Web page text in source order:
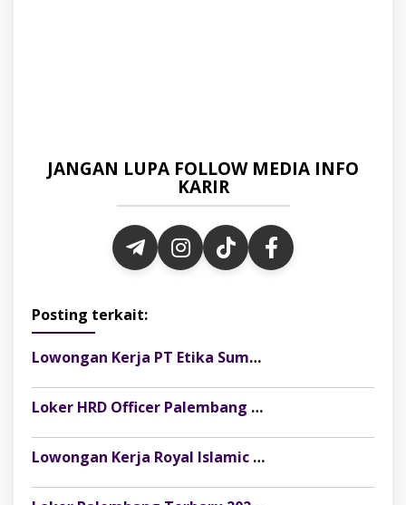
JANGAN LUPA FOLLOW MEDIA INFO
KARIR
Posting terkait:
Lowongan Kerja PT Etika Sumber Alam Posisi Finance & Tax Staff, Fresh Graduate Dipersilakan Melamar
Loker HRD Officer Palembang di Pesona Musi, Fresh Graduate Dipersilakan Melamar
Lowongan Kerja Royal Islamic School Palembang: Staff Keuangan & Front Office